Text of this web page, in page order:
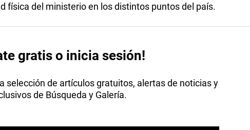
física del ministerio en los distintos puntos del país.
gratis o inicia sesión!
selección de artículos gratuitos, alertas de noticias y
de Búsqueda y Galería.